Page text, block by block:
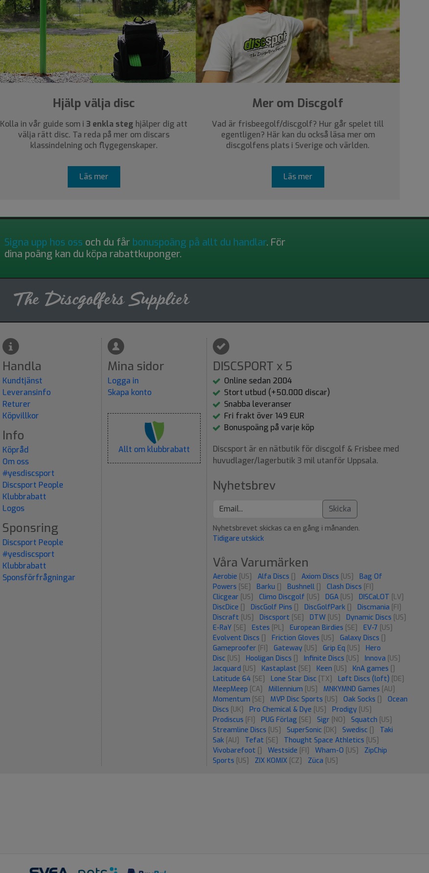
Hjälp välja disc
Kolla in vår guide som i3 enkla steg hjälper dig att
välja rätt disc. Ta reda på mer om discars
klassindelning och flygegenskaper.
Läs mer
Mer om Discgolf
Vad är frisbeegolf/discgolf? Hur går spelet till
egentligen? Här kan du också läsa mer om
discgolfens plats i Sverige och världen.
Läs mer
Signa upp hos oss och du får bonuspoäng på allt du handlar. För
dina poäng kan du köpa rabattkuponger.
Handla
Kundtjänst
Leveransinfo
Returer
Köpvillkor
Info
Köpråd
Om oss
#yesdiscsport
Discsport People
Klubbrabatt
Logos
Sponsring
Discsport People
#yesdiscsport
Klubbrabatt
Sponsförfrågningar
Mina sidor
Logga in
Skapa konto
Allt om klubbrabatt
DISCSPORT x 5
Online sedan 2004
Stort utbud (+50.000 discar)
Snabba leveranser
Fri frakt över 149 EUR
Bonuspoäng på varje köp
Discsport är en nätbutik för discgolf & Frisbee med
huvudlager/lagerbutik 3 mil utanför Uppsala.
Nyhetsbrev
Skicka
Nyhetsbrevet skickas ca en gång i månanden.
Tidigare utskick
Våra Varumärken
Aerobie [US] Alfa Discs [] Axiom Discs [US]
Bag Of
Powers [SE] Barku [] Bushnell [] Clash Discs [FI]
Clicgear [US] Climo Discgolf [US] DGA [US] DISCaLOT [LV]
DiscDice [] DiscGolf Pins [] DiscGolfPark [] Discmania [FI]
Discraft [US] Discsport [SE] DTW [US] Dynamic Discs [US]
E-RaY [SE] Estes [PL] European Birdies [SE] EV-7 [US]
Evolvent Discs [] Friction Gloves [US] Galaxy Discs []
Gameproofer [FI] Gateway [US] Grip Eq [US]
Hero
Disc [US] Hooligan Discs [] Infinite Discs [US] Innova [US]
Jacquard [US] Kastaplast [SE] Keen [US] KnA games []
Latitude 64 [SE] Lone Star Disc [TX] Løft Discs (loft) [DE]
MeepMeep [CA] Millennium [US] MNKYMND Games [AU]
Momentum [SE] MVP Disc Sports [US] Oak Socks []
Ocean
Discs [UK] Pro Chemical & Dye [US] Prodigy [US]
Prodiscus [FI] PUG Förlag [SE] Sigr [NO] Squatch [US]
Streamline Discs [US] SuperSonic [DK] Swedisc []
Taki
Sak [AU] Tefat [SE] Thought Space Athletics [US]
Vivobarefoot [] Westside [FI] Wham-O [US]
ZipChip
Sports [US] ZIX KOMIX [CZ] Züca [US]